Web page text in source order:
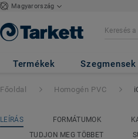
Magyarország
Termékek Szegmensek
iQ GRANIT
Főoldal Homogén PVC
LEÍRÁS FORMÁTUMOK
TUDJON MEG TÖBBET